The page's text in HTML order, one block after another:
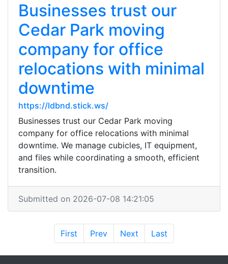
Businesses trust our
Cedar Park moving
company for office
relocations with minimal
downtime
https://ldbnd.stick.ws/
Businesses trust our Cedar Park moving
company for office relocations with minimal
downtime. We manage cubicles, IT equipment,
and files while coordinating a smooth, efficient
transition.
Submitted on 2026-07-08 14:21:05
First Prev Next Last